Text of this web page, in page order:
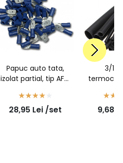
Papuc auto tata,
izolat partial, tip AFM
28,95 Lei /set
3/1 -
la 1mm
9,68